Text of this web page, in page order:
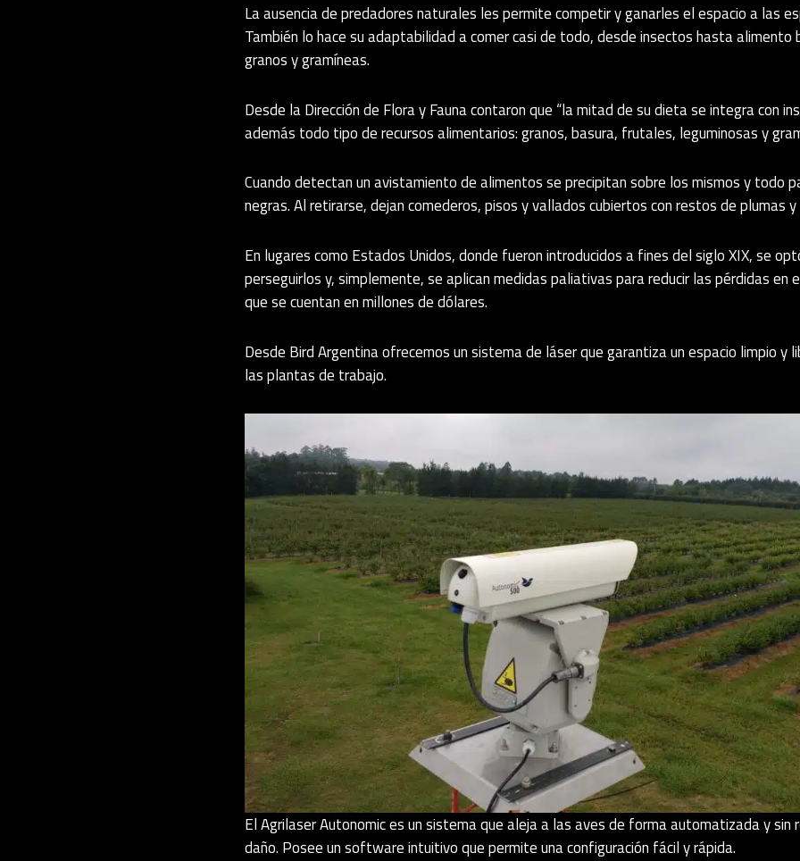
La ausencia de predadores naturales les permite competir y ganarles el espacio a las
También lo hace su adaptabilidad a comer casi de todo, desde insectos hasta alimento
granos y gramíneas.
Desde la Dirección de Flora y Fauna contaron que “la mitad de su dieta se integra con
además todo tipo de recursos alimentarios: granos, basura, frutales, leguminosas y
Cuando detectan un avistamiento de alimentos se precipitan sobre los mismos y todo
negras. Al retirarse, dejan comederos, pisos y vallados cubiertos con restos de plumas y
En lugares como Estados Unidos, donde fueron introducidos a fines del siglo XIX, se
perseguirlos y, simplemente, se aplican medidas paliativas para reducir las pérdidas en
que se cuentan en millones de dólares.
Desde Bird Argentina ofrecemos un sistema de láser que garantiza un espacio limpio y
las plantas de trabajo.
El Agrilaser Autonomic es un sistema que aleja a las aves de forma automatizada y sin
daño. Posee un software intuitivo que permite una configuración fácil y rápida.